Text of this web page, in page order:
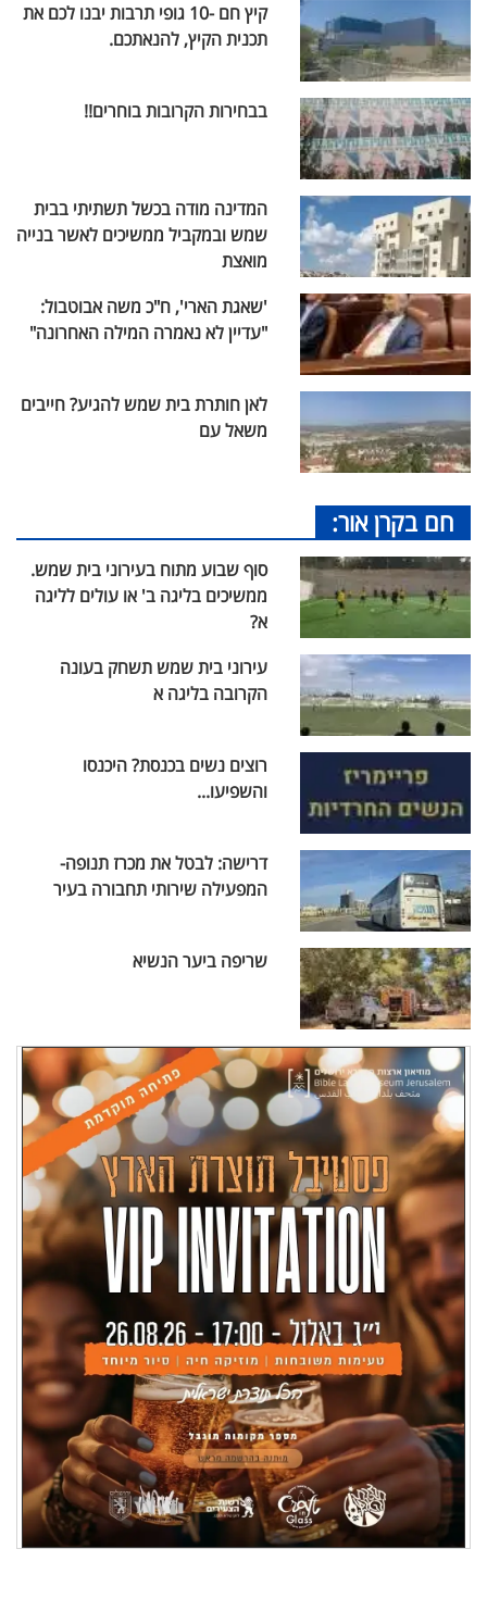
קיץ חם -10 גופי תרבות יבנו לכם את
תכנית הקיץ, להנאתכם.
בבחירות הקרובות בוחרים!!
המדינה מודה בכשל תשתיתי בבית
שמש ובמקביל ממשיכים לאשר בנייה
מואצת
'שאגת הארי', ח"כ משה אבוטבול:
"עדיין לא נאמרה המילה האחרונה"
לאן חותרת בית שמש להגיע? חייבים
משאל עם
חם בקרן אור:
סוף שבוע מתוח בעירוני בית שמש.
ממשיכים בליגה ב' או עולים לליגה
א?
עירוני בית שמש תשחק בעונה
הקרובה בליגה א
רוצים נשים בכנסת? היכנסו
והשפיעו...
דרישה: לבטל את מכרז תנופה-
המפעילה שירותי תחבורה בעיר
שריפה ביער הנשיא